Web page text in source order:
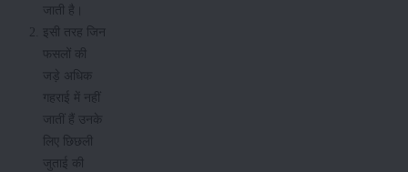
जाती है।
इसी तरह जिन
फसलों की
जड़े अधिक
गहराई में नहीं
जातीं हैं उनके
लिए छिछली
जुताई की